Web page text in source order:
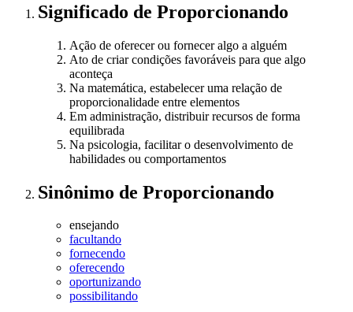
Significado de Proporcionando
Ação de oferecer ou fornecer algo a alguém
Ato de criar condições favoráveis para que algo
aconteça
Na matemática, estabelecer uma relação de
proporcionalidade entre elementos
Em administração, distribuir recursos de forma
equilibrada
Na psicologia, facilitar o desenvolvimento de
habilidades ou comportamentos
Sinônimo de Proporcionando
ensejando
facultando
fornecendo
oferecendo
oportunizando
possibilitando